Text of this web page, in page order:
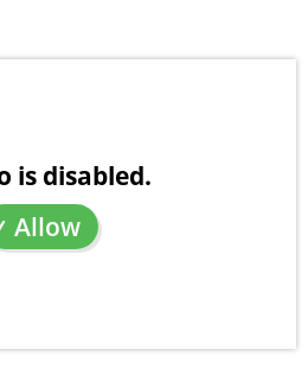
is disabled.
Allow